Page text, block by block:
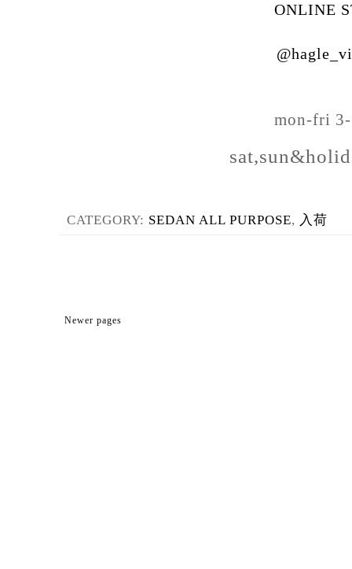
ONLINE
mon-fri
CATEGORY: SEDAN ALL PURPOSE, 入荷
Newer pages